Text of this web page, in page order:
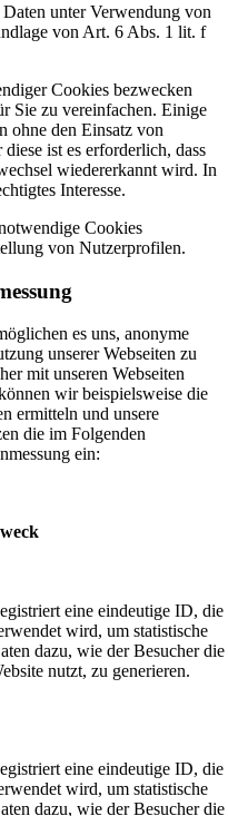
unter Verwendung von
von Art. 6 Abs. 1 lit. f
Cookies bezwecken
Sie zu vereinfachen. Einige
ohne den Einsatz von
ist es erforderlich, dass
wiedererkannt wird. In
Interesse.
Cookies
von Nutzerprofilen.
es uns, anonyme
unserer Webseiten zu
mit unseren Webseiten
wir beispielsweise die
ermitteln und unsere
die im Folgenden
ein:
eine eindeutige ID, die
wird, um statistische
dazu, wie der Besucher die
nutzt, zu generieren.
eine eindeutige ID, die
wird, um statistische
dazu, wie der Besucher die